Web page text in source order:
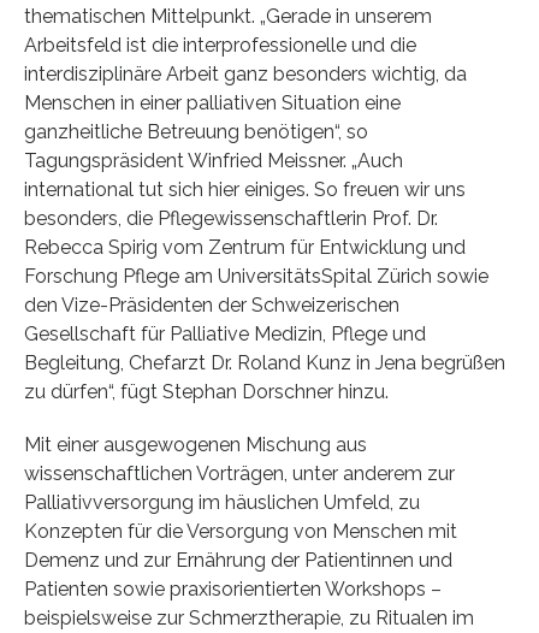
thematischen Mittelpunkt. „Gerade in unserem
Arbeitsfeld ist die interprofessionelle und die
interdisziplinäre Arbeit ganz besonders wichtig, da
Menschen in einer palliativen Situation eine
ganzheitliche Betreuung benötigen“, so
Tagungspräsident Winfried Meissner. „Auch
international tut sich hier einiges. So freuen wir uns
besonders, die Pflegewissenschaftlerin Prof. Dr.
Rebecca Spirig vom Zentrum für Entwicklung und
Forschung Pflege am UniversitätsSpital Zürich sowie
den Vize-Präsidenten der Schweizerischen
Gesellschaft für Palliative Medizin, Pflege und
Begleitung, Chefarzt Dr. Roland Kunz in Jena begrüßen
zu dürfen“, fügt Stephan Dorschner hinzu.
Mit einer ausgewogenen Mischung aus
wissenschaftlichen Vorträgen, unter anderem zur
Palliativversorgung im häuslichen Umfeld, zu
Konzepten für die Versorgung von Menschen mit
Demenz und zur Ernährung der Patientinnen und
Patienten sowie praxisorientierten Workshops –
beispielsweise zur Schmerztherapie, zu Ritualen im